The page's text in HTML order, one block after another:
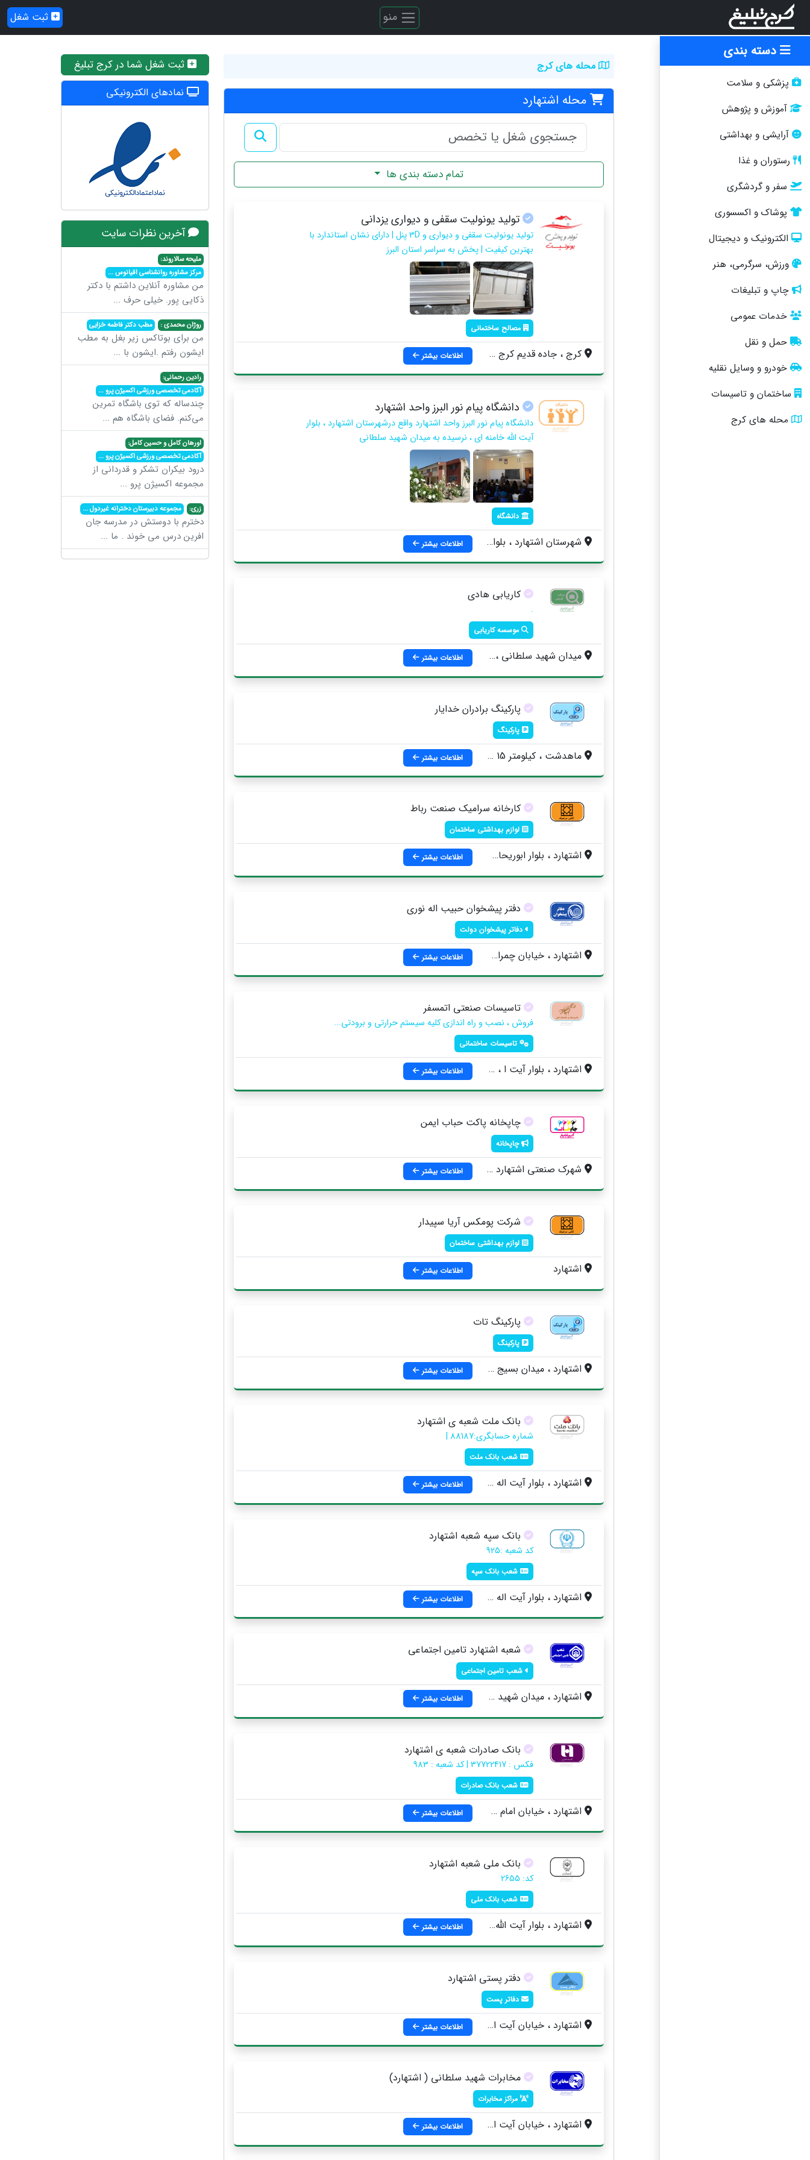
منو ثبت شغل
دسته بندی
پزشکی و سلامت
آموزش و پژوهش
آرایشی و بهداشتی
رستوران و غذا
سفر و گردشگری
پوشاک و اکسسوری
الکترونیک و دیجیتال
ورزش، سرگرمی، هنر
چاپ و تبلیغات
خدمات عمومی
حمل و نقل
خودرو و وسایل نقلیه
ساختمان و تاسیسات
محله های کرج
محله های کرج
محله اشتهارد
تمام دسته بندی ها
تولید یونولیت سقفی و دیواری یزدانی
تولید یونولیت سقفی و دیواری و 3D پنل | دارای نشان استاندارد با
بهترین کیفیت | پخش به سراسر استان البرز
مصالح ساختمانی
کرج ، جاده قدیم کرج ، هشتگرد ، علیخان سلطانی ، نبش یاس یکم اطلاعات بیشتر
دانشگاه پیام نور البرز واحد اشتهارد
دانشگاه پیام نور البرز واحد اشتهارد واقع درشهرستان اشتهارد ، بلوار
آیت الله خامنه ای ، نرسیده به میدان شهید سلطانی
دانشگاه
شهرستان اشتهارد ، بلوار آیت الله خامنه ای ، نرسیده به میدان شهید سلطانی اطلاعات بیشتر
کاریابی هادی
.
موسسه کاریابی
میدان شهید سلطانی ، جنب مترو ضلع شرقی ، فروشگاه رفاه اطلاعات بیشتر
پارکینگ برادران خدایار
پارکینگ
ماهدشت ، كيلومتر 15 جاده اشتهارد كرج ، سه راه جارو اطلاعات بیشتر
کارخانه سرامیک صنعت رباط
لوازم بهداشتی ساختمان
اشتهارد ، بلوار ابوریحان ، خیابان غزالی شرقی ، خیابان سرو 2 ، خیابان صنوبر 2 ، پلاک 3314 اطلاعات بیشتر
دفتر پیشخوان حبیب اله نوری
دفاتر پیشخوان دولت
اشتهارد ، خیابان چمران ، خیابان شهید گنجی اطلاعات بیشتر
تاسیسات صنعتی اتمسفر
فروش ، نصب و راه اندازی کلیه سیستم حرارتی و برودتی...
تاسیسات ساختمانی
اشتهارد ، بلوار آیت ا ، ، ، خامنه ای ، نبش شمالی میدان بسیج اطلاعات بیشتر
چاپخانه پاکت حباب ایمن
چاپخانه
شهرک صنعتی اشتهارد ، بلوار غزالی غربی ، بعد از فارابی جنوبی ، گلنوش 2 ، گلفام 1 اطلاعات بیشتر
شرکت پومکس آریا سپیدار
لوازم بهداشتی ساختمان
اشتهارد اطلاعات بیشتر
پارکینگ تات
پارکینگ
اشتهارد ، ميدان بسيج ، پشت پمپ بنزين جنب کارگاه موسوي اطلاعات بیشتر
بانک ملت شعبه ی اشتهارد
شماره حسابگری:88187 |
شعب بانک ملت
اشتهارد ، بلوار آیت اله خامنه ای ، روبروی اداره امور مالیاتی شهرستان اطلاعات بیشتر
بانک سپه شعبه اشتهارد
کد شعبه :925
شعب بانک سپه
اشتهارد ، بلوار آیت اله خامنه ای ، روبروی فرمانداری اطلاعات بیشتر
شعبه اشتهارد تامین اجتماعی
شعب تامین اجتماعی
اشتهارد ، میدان شهید سلطانی اطلاعات بیشتر
بانک صادرات شعبه ی اشتهارد
فکس : 37722417 | کد شعبه : 983
شعب بانک صادرات
اشتهارد ، خیابان امام خمینی (ره) ، نبش خیابان کارگر اطلاعات بیشتر
بانک ملی شعبه اشتهارد
کد: 2655
شعب بانک ملی
اشتهارد ، بلوار آيت الله خامنه اي ، روبروی بخشداری اطلاعات بیشتر
دفتر پستی اشتهارد
دفاتر پست
اشتهارد ، خيابان آيت اله خامنه اي ، جنب مخابرات اطلاعات بیشتر
مخابرات شهید سلطانی ( اشتهارد)
مراکز مخابرات
اشتهارد ، خیابان آیت الله خامنه ای ، روبروی دادگاه عمومی اطلاعات بیشتر
ثبت شغل شما در کرج تبلیغ
نمادهای الکترونیکی
آخرین نظرات سایت
ملیحه سالاروند:
مرکز مشاوره روانشناسی اقیانوس...
من مشاوره آنلاین داشتم با دکتر
ذکایی پور. خیلی حرف ...
روژان محمدی : مطب دکتر فاطمه خزایی
من برای بوتاکس زیر بغل به مطب
ایشون رفتم .ایشون با ...
رادین رحمانی:
آکادمی تخصصی ورزشی اکسیژن پرو...
چندساله که توی باشگاه تمرین
می‌کنم. فضای باشگاه هم ...
اورهان کامل و حسین کامل:
آکادمی تخصصی ورزشی اکسیژن پرو...
درود بیکران تشکر و قدردانی از
مجموعه اکسیژن پرو ...
زری: مجموعه دبیرستان دخترانه غیردول...
دخترم با دوستش در مدرسه جان
افرین درس می خوند . ما ...